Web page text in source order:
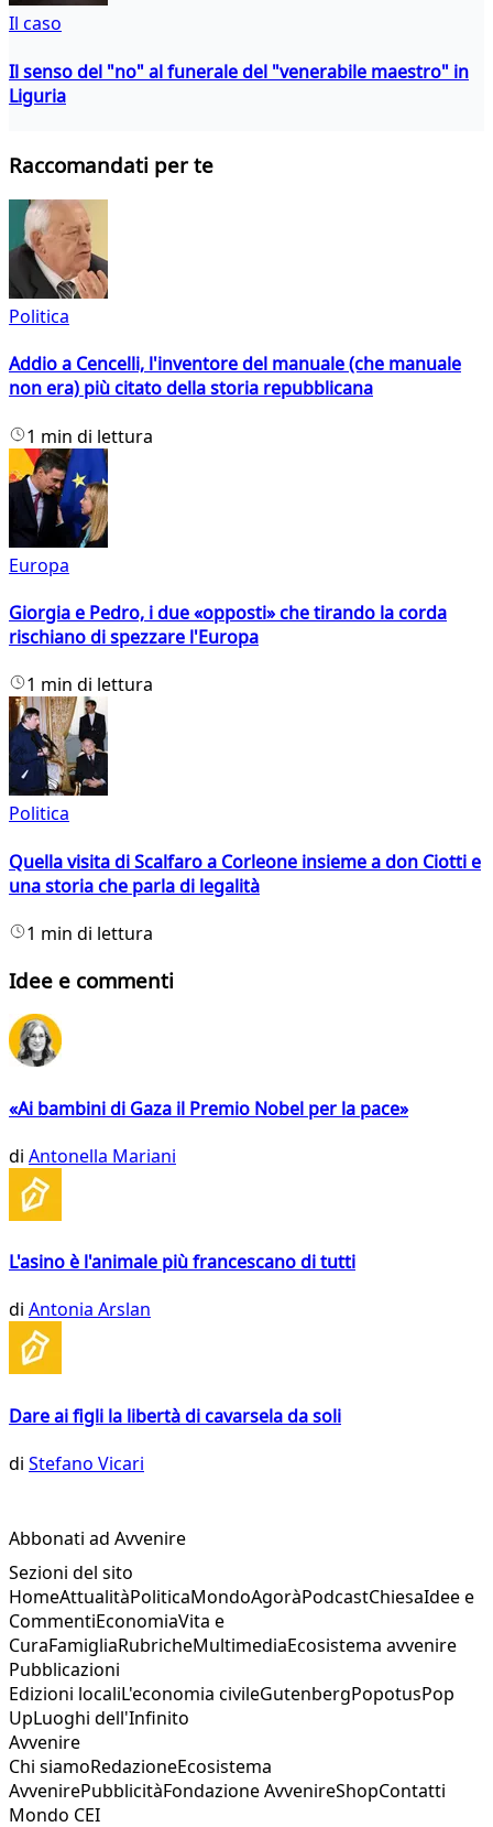
Il caso
Il senso del "no" al funerale del "venerabile maestro" in
Liguria
Raccomandati per te
Politica
Addio a Cencelli, l'inventore del manuale (che manuale
non era) più citato della storia repubblicana
1 min di lettura
Europa
Giorgia e Pedro, i due «opposti» che tirando la corda
rischiano di spezzare l'Europa
1 min di lettura
Politica
Quella visita di Scalfaro a Corleone insieme a don Ciotti e
una storia che parla di legalità
1 min di lettura
Idee e commenti
«Ai bambini di Gaza il Premio Nobel per la pace»
di Antonella Mariani
L'asino è l'animale più francescano di tutti
di Antonia Arslan
Dare ai figli la libertà di cavarsela da soli
di Stefano Vicari
Abbonati ad Avvenire
Sezioni del sito
HomeAttualitàPoliticaMondoAgoràPodcastChiesaIdee e
CommentiEconomiaVita e
CuraFamigliaRubricheMultimediaEcosistema avvenire
Pubblicazioni
Edizioni localiL'economia civileGutenbergPopotusPop
UpLuoghi dell'Infinito
Avvenire
Chi siamoRedazioneEcosistema
AvvenirePubblicitàFondazione AvvenireShopContatti
Mondo CEI